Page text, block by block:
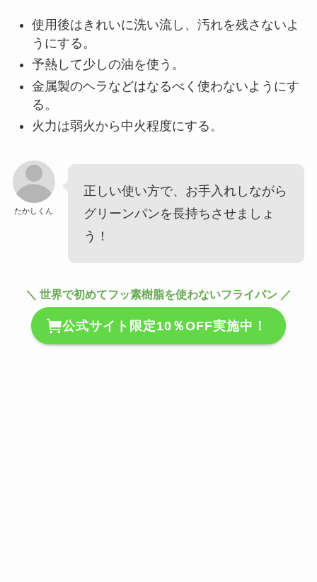
使用後はきれいに洗い流し、汚れを残さないよ
うにする。
予熱して少しの油を使う。
金属製のヘラなどはなるべく使わないようにす
る。
火力は弱火から中火程度にする。
たかしくん
正しい使い方で、お手入れしながら
グリーンパンを長持ちさせましょ
う！
＼ 世界で初めてフッ素樹脂を使わないフライパン ／
公式サイト限定10％OFF実施中！